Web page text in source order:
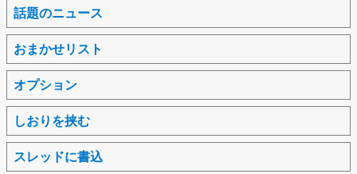
話題のニュース
おまかせリスト
オプション
しおりを挟む
スレッドに書込